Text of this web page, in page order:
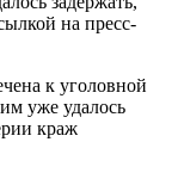
на пресс-
к уголовной
уже удалось
краж